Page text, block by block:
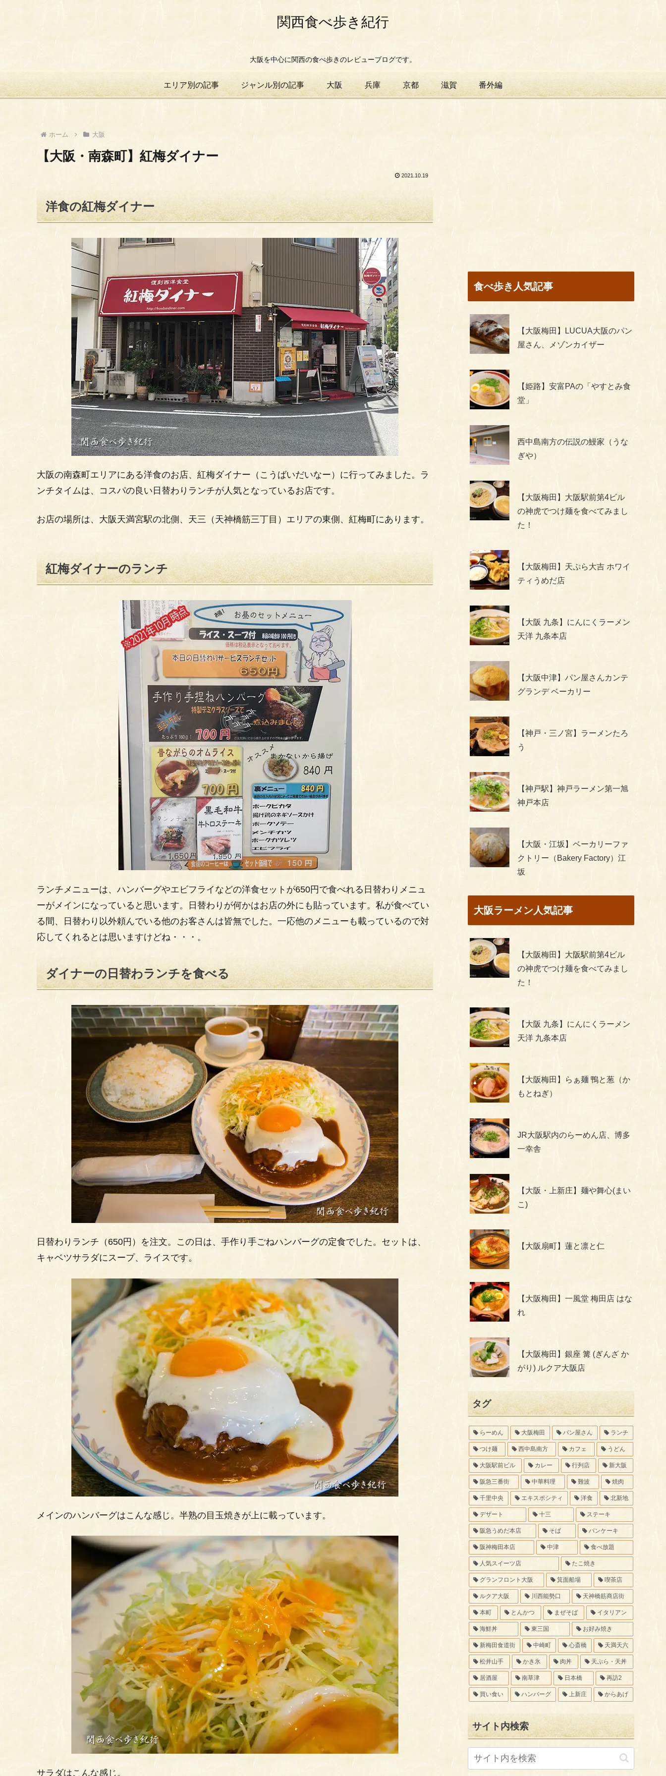
関西食べ歩き紀行
大阪を中心に関西の食べ歩きのレビューブログです。
エリア別の記事 ジャンル別の記事 大阪 兵庫 京都 滋賀 番外編
ホーム 大阪
【大阪・南森町】紅梅ダイナー
2021.10.19
洋食の紅梅ダイナー
大阪の南森町エリアにある洋食のお店、紅梅ダイナー（こうばいだいなー）に行ってみました。ラ
ンチタイムは、コスパの良い日替わりランチが人気となっているお店です。
お店の場所は、大阪天満宮駅の北側、天三（天神橋筋三丁目）エリアの東側、紅梅町にあります。
紅梅ダイナーのランチ
ランチメニューは、ハンバーグやエビフライなどの洋食セットが650円で食べれる日替わりメニュ
ーがメインになっていると思います。日替わりが何かはお店の外にも貼っています。私が食べてい
る間、日替わり以外頼んでいる他のお客さんは皆無でした。一応他のメニューも載っているので対
応してくれるとは思いますけどね・・・。
ダイナーの日替わランチを食べる
日替わりランチ（650円）を注文。この日は、手作り手ごねハンバーグの定食でした。セットは、
キャベツサラダにスープ、ライスです。
メインのハンバーグはこんな感じ。半熟の目玉焼きが上に載っています。
サラダはこんな感じ。
食べ歩き人気記事
【大阪梅田】LUCUA大阪のパン
屋さん、メゾンカイザー
【姫路】安富PAの「やすとみ食
堂」
西中島南方の伝説の鰻家（うな
ぎや）
【大阪梅田】大阪駅前第4ビル
の神虎でつけ麺を食べてみまし
た！
【大阪梅田】天ぷら大吉 ホワイ
ティうめだ店
【大阪 九条】にんにくラーメン
天洋 九条本店
【大阪中津】パン屋さんカンテ
グランデ ベーカリー
【神戸・三ノ宮】ラーメンたろ
う
【神戸駅】神戸ラーメン第一旭
神戸本店
【大阪・江坂】ベーカリーファ
クトリー（Bakery Factory）江
坂
大阪ラーメン人気記事
【大阪梅田】大阪駅前第4ビル
の神虎でつけ麺を食べてみまし
た！
【大阪 九条】にんにくラーメン
天洋 九条本店
【大阪梅田】らぁ麺 鴨と葱（か
もとねぎ）
JR大阪駅内のらーめん店、博多
一幸舎
【大阪・上新庄】麺や舞心(まい
こ)
【大阪扇町】蓮と凛と仁
【大阪梅田】一風堂 梅田店 はな
れ
【大阪梅田】銀座 篝 (ぎんざ か
がり) ルクア大阪店
タグ
らーめん 大阪梅田 パン屋さん ランチ
つけ麺 西中島南方 カフェ うどん
大阪駅前ビル カレー 行列店 新大阪
阪急三番街 中華料理 難波 焼肉
千里中央 エキスポシティ 洋食 北新地
デザート 十三 ステーキ
阪急うめだ本店 そば パンケーキ
阪神梅田本店 中津 食べ放題
人気スイーツ店 たこ焼き
グランフロント大阪 箕面船場 喫茶店
ルクア大阪 川西能勢口 天神橋筋商店街
本町 とんかつ まぜそば イタリアン
海鮮丼 東三国 お好み焼き
新梅田食道街 中崎町 心斎橋 天満天六
松井山手 かき氷 肉丼 天ぷら・天丼
居酒屋 南草津 日本橋 再訪2
買い食い ハンバーグ 上新庄 からあげ
サイト内検索